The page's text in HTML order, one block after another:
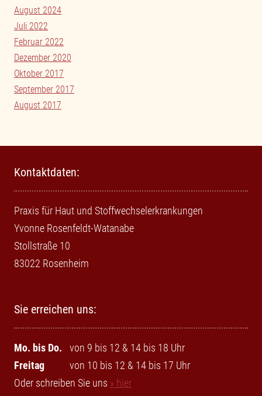
August 2024
Juli 2022
Februar 2022
Dezember 2020
Oktober 2017
September 2017
August 2017
Kontaktdaten:
Praxis für Haut und Stoffwechselerkrankungen
Yvonne Rosenfeldt-Watanabe
Stollstraße 10
83022 Rosenheim
Sie erreichen uns:
Mo. bis Do.
von 9 bis 12 & 14 bis 18 Uhr
Freitag
von 10 bis 12 & 14 bis 17 Uhr
Oder schreiben Sie uns » hier